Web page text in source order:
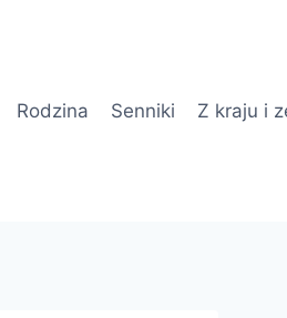
Rodzina Senniki Z kraju i